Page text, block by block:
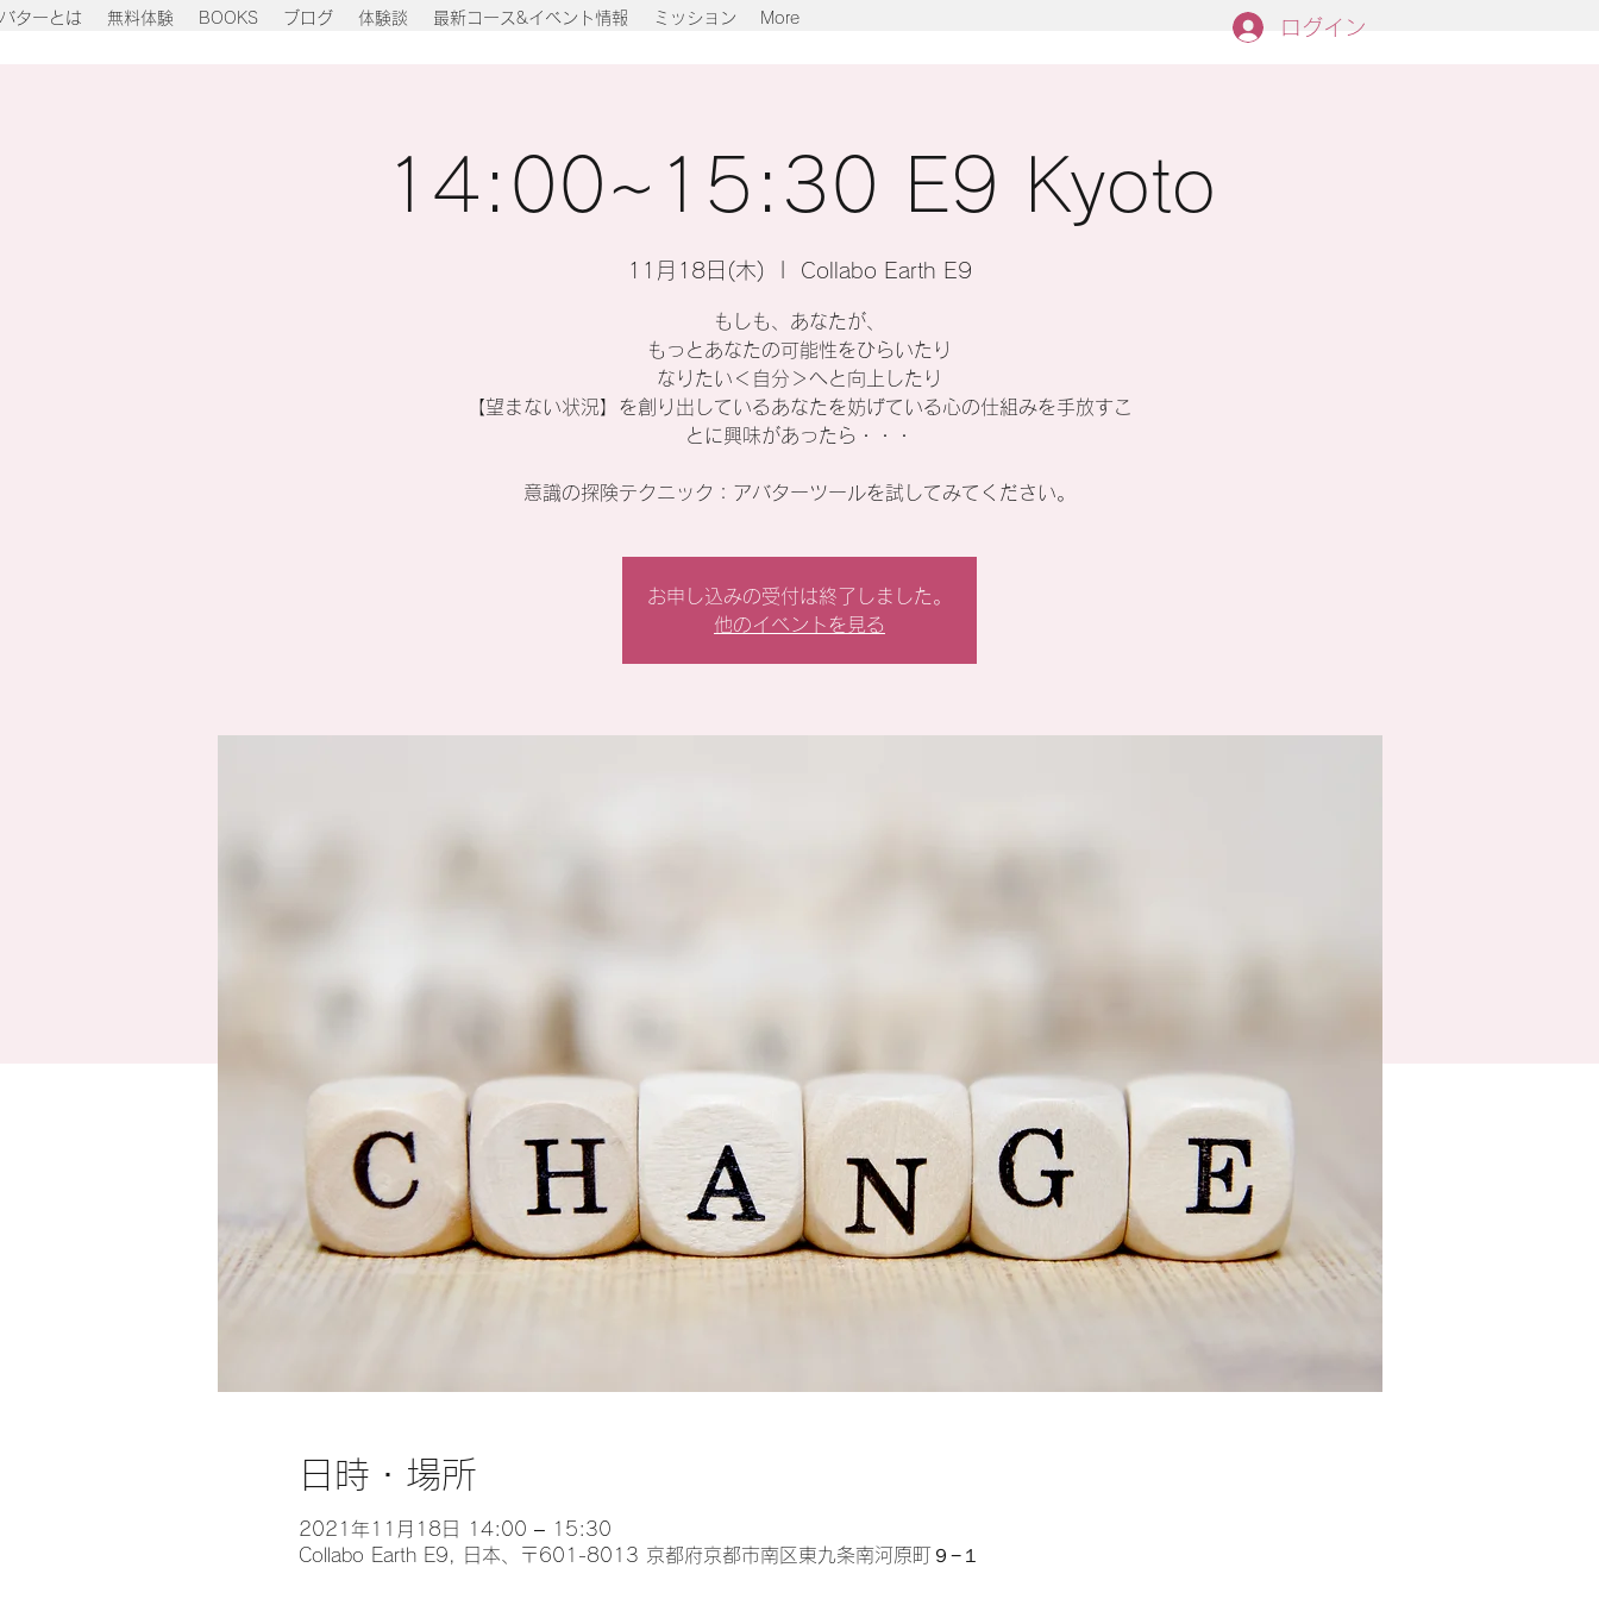
ターとは 無料体験 BOOKS ブログ 体験談 最新コース&イベント情報 ミッション More ログイン
14:00~15:30 E9 Kyoto
11月18日(木) Collabo Earth E9
もしも、あなたが、
もっとあなたの可能性をひらいたり
なりたい＜自分＞へと向上したり
【望まない状況】を創り出しているあなたを妨げている心の仕組みを手放すこ
とに興味があったら・・・
意識の探険テクニック：アバターツールを試してみてください。
お申し込みの受付は終了しました。
他のイベントを見る
日時・場所
2021年11月18日 14:00 – 15:30
Collabo Earth E9, 日本、〒601-8013 京都府京都市南区東九条南河原町９−１